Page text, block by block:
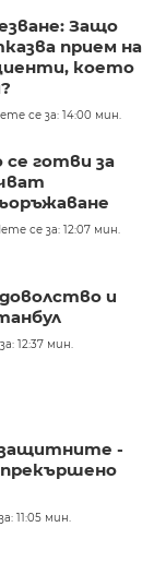
Защо
прием на
което
се за: 14:00 мин.
се готви за
се за: 12:07 мин.
и
12:37 мин.
-
прекършено
11:05 мин.